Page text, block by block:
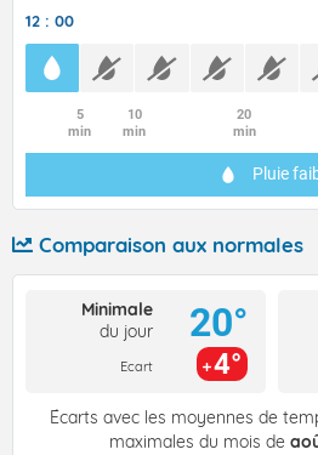
12 : 00
5
min
10
min
20
min
Pluie
Comparaison aux normales
Minimale
du jour
Ecart
20°
4°
Écarts avec les moyennes de
maximales du mois de